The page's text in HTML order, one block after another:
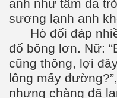
anh như tấm da
sương lạnh anh
Hò đối đáp
đố bông lơn. Nữ:
cũng thông, lợi
lông mấy
nhưng chàng đã